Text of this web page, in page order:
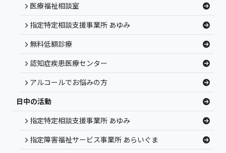
医療福祉相談室
指定特定相談支援事業所 あゆみ
無料低額診療
認知症疾患医療センター
アルコールでお悩みの方
日中の活動
指定特定相談支援事業所 あゆみ
指定障害福祉サービス事業所 あらいぐま